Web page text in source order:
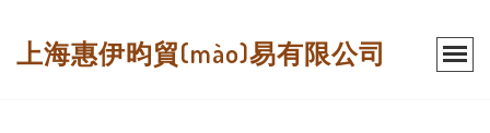
上海惠伊昀貿(mào)易有限公司